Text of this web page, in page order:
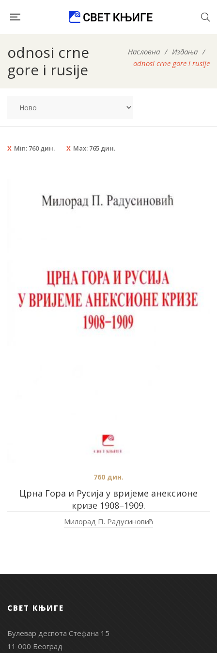
odnosi crne
gore i rusije
Насловна / Издања /
odnosi crne gore i rusije
Min: 760дин. Max: 765 дин.
Црна Гора и Русија у вријеме анексионе
кризе 1908–1909.
760 дин.
Милорад П. Радусиновић
СВЕТ КЊИГЕ
Булевар деспота Стефана 15
11 000 Београд